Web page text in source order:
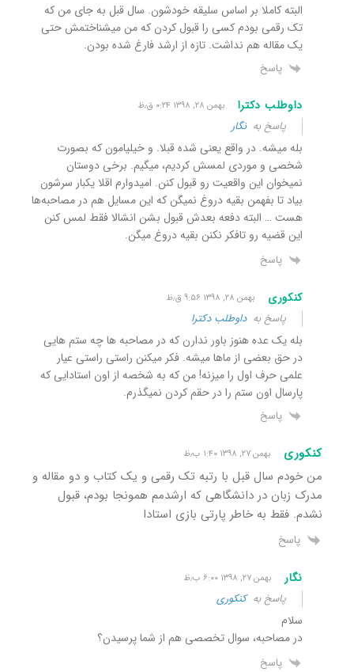
البته کاملا بر اساس سلیقه خودشون. سال قبل به جای من که
تک رقمی بودم کسی را قبول کردن که من میشناختمش حتی
یک مقاله هم نداشت. تازه از ارشد فارغ شده بودن.
پاسخ
داوطلب دکترا بهمن ۲۸, ۱۳۹۸ ۰:۲۴ ق٫ظ
پاسخ بهنگار
بله میشه. در واقع یعنی شده قبلا. و خیلیامون که بصورت
شخصی و موردی لمسش کردیم، میگیم. برخی دوستان
نمیخوان این واقعیت رو قبول کنن. امیدوارم اقلا یکبار سرشون
بیاد تا بفهمن بقیه دروغ نمیگن که این مسایل هم در مصاحبه‌ها
هست … البته دفعه بعدش قبول بشن انشالا فقط لمس کنن
این قضیه رو تافکر نکنن بقیه دروغ میگن.
پاسخ
کنکوری بهمن ۲۸, ۱۳۹۸ ۹:۵۶ ق٫ظ
پاسخ بهداوطلب دکترا
بله یک عده هنوز باور ندارن که در مصاحبه ها چه ستم هایی
در حق بعضی از ماها میشه. فکر میکنن راستی راستی عیار
علمی حرف اول را میزنه! من که به شخصه از اون استادایی که
پارسال اون ستم را در حقم کردن نمیگذرم.
پاسخ
کنکوری بهمن ۲۷, ۱۳۹۸ ۱:۴۰ ب٫ظ
من خودم سال قبل با رتبه تک رقمی و یک کتاب و دو مقاله و
مدرک زبان در دانشگاهی که ارشدمم همونجا بودم، قبول
نشدم. فقط به خاطر پارتی بازی استادا
پاسخ
نگار بهمن ۲۷, ۱۳۹۸ ۶:۰۰ ب٫ظ
پاسخ بهکنکوری
سلام
در مصاحبه، سوال تخصصی هم از شما پرسیدن؟
پاسخ